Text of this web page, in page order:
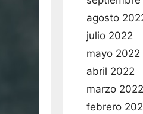
agosto
julio 2022
mayo 2022
abril 2022
marzo 2022
febrero